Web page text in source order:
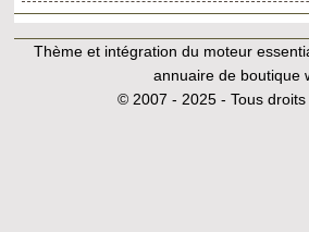
Thème et intégration du moteur
annuaire de boutique
© 2007 - 2025 - Tous